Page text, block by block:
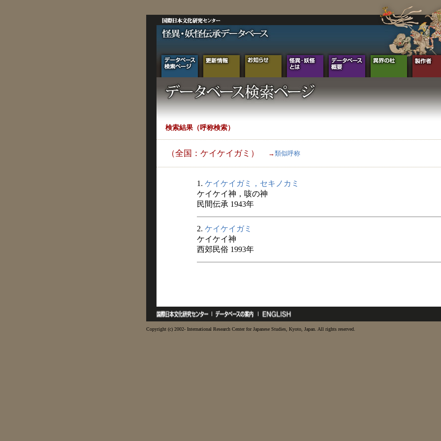
検索結果（呼称検索）
（全国：ケイケイガミ） →類似呼称
1. ケイケイガミ，セキノカミ
ケイケイ神，咳の神
民間伝承 1943年
2. ケイケイガミ
ケイケイ神
西郊民俗 1993年
Copyright (c) 2002- International Research Center for Japanese Studies, Kyoto, Japan. All rights reserved.